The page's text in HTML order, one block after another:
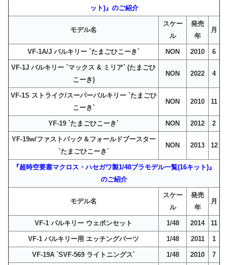
ット)』のご紹介
モデル名
スケー
ル
発売
年
月
VF-1A/J バルキリー `たまごひこーき` NON 2010 6
VF-1J バルキリー `マックス & ミリア` (たまごひ
こーき)
NON 2022 4
VF-1S ストライク/スーパーバルキリー `たまごひ
こーき`
NON 2010 11
YF-19 `たまごひこーき` NON 2012 2
YF-19w/ファストパック＆フォールドブースター
`たまごひこーき`
NON 2013 12
『超時空要塞マクロス・ハセガワ製1/48プラモデル一覧(16キット)』
のご紹介
モデル名
スケー
ル
発売
年
月
VF-1 バルキリー ウェポンセット 1/48 2014 11
VF-1 バルキリー用 エッチングパーツ 1/48 2011 1
VF-19A `SVF-569 ライトニングス` 1/48 2010 7